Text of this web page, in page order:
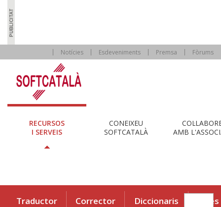
Notícies Esdeveniments Premsa Fòrums
RECURSOS
I SERVEIS
CONEIXEU
SOFTCATALÀ
AMB
Traductor Corrector Diccionaris Eines